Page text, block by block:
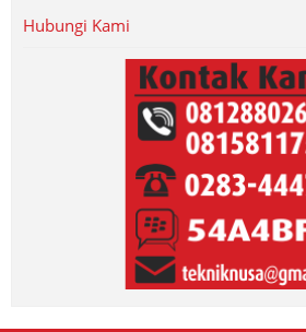
Hubungi Kami